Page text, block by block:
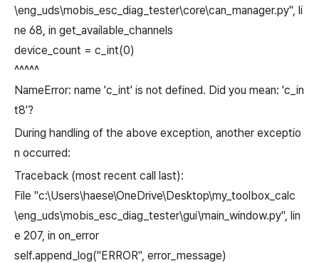
\eng_uds\mobis_esc_diag_tester\core\can_manager.py", li
ne 68, in get_available_channels
device_count = c_int(0)
^^^^^
NameError: name 'c_int' is not defined. Did you mean: 'c_in
t8'?
During handling of the above exception, another exceptio
n occurred:
Traceback (most recent call last):
File "c:\Users\haese\OneDrive\Desktop\my_toolbox_calc
\eng_uds\mobis_esc_diag_tester\gui\main_window.py", lin
e 207, in on_error
self.append_log("ERROR", error_message)